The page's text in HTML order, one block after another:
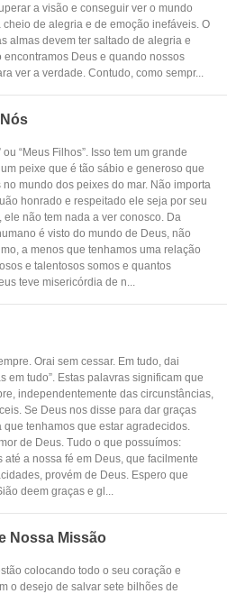
a visão e conseguir ver o mundo
de alegria e de emoção inefáveis. O
almas devem ter saltado de alegria e
Deus e quando nossos
ver a verdade. Contudo, como sempr...
“Meus Filhos”. Isso tem um grande
peixe que é tão sábio e generoso que
mundo dos peixes do mar. Não importa
honrado e respeitado ele seja por seu
não tem nada a ver conosco. Da
é visto do mundo de Deus, não
a menos que tenhamos uma relação
e talentosos somos e quantos
teve misericórdia de n...
Orai sem cessar. Em tudo, dai
em tudo”. Estas palavras significam que
independentemente das circunstâncias,
Se Deus nos disse para dar graças
tenhamos que estar agradecidos.
de Deus. Tudo o que possuímos:
a nossa fé em Deus, que facilmente
provém de Deus. Espero que
deem graças e gl...
Nossa Missão
colocando todo o seu coração e
o desejo de salvar sete bilhões de